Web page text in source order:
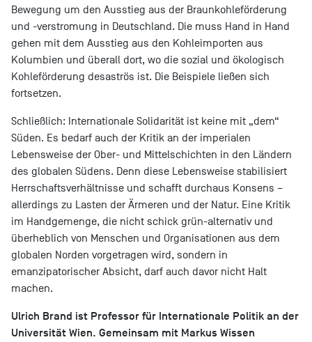
Bewegung um den Ausstieg aus der Braunkohleförderung
und -verstromung in Deutschland. Die muss Hand in Hand
gehen mit dem Ausstieg aus den Kohleimporten aus
Kolumbien und überall dort, wo die sozial und ökologisch
Kohleförderung desaströs ist. Die Beispiele ließen sich
fortsetzen.
Schließlich: Internationale Solidarität ist keine mit „dem“
Süden. Es bedarf auch der Kritik an der imperialen
Lebensweise der Ober- und Mittelschichten in den Ländern
des globalen Südens. Denn diese Lebensweise stabilisiert
Herrschaftsverhältnisse und schafft durchaus Konsens –
allerdings zu Lasten der Ärmeren und der Natur. Eine Kritik
im Handgemenge, die nicht schick grün-alternativ und
überheblich von Menschen und Organisationen aus dem
globalen Norden vorgetragen wird, sondern in
emanzipatorischer Absicht, darf auch davor nicht Halt
machen.
Ulrich Brand ist Professor für Internationale Politik an der
Universität Wien. Gemeinsam mit Markus Wissen